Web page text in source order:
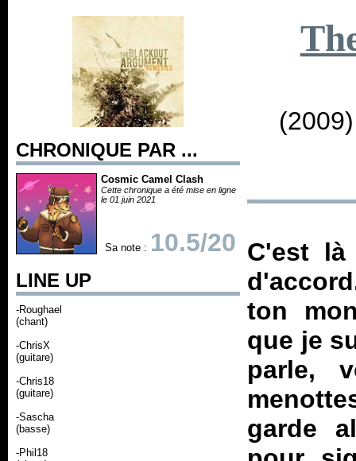
CHRONIQUE PAR ...
Cosmic Camel Clash
Cette chronique a été mise en ligne
le 01 juin 2021
Sa note : 10.5/20
LINE UP
-Roughael
(chant)
-ChrisX
(guitare)
-Chris18
(guitare)
-Sascha
(basse)
-Phil18
C'est
ton
que je
parle,
garde